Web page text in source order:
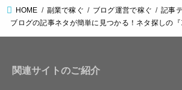
HOME 副業で稼ぐ ブログ運営で稼ぐ
記事
ブログの記事ネタが簡単に見つかる！ネタ探しの
関連サイトのご紹介